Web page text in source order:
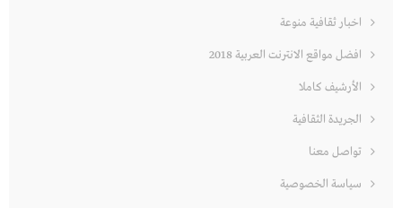
اخبار ثقافية منوعة
افضل مواقع الانترنت العربية 2018
الأرشيف كاملا
الجريدة الثقافية
تواصل معنا
سياسة الخصوصية